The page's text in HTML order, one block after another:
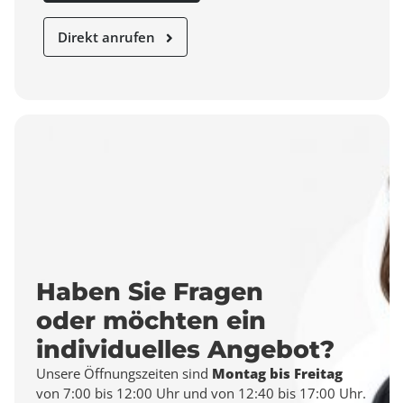
Direkt anrufen
Haben Sie Fragen
oder möchten ein
individuelles Angebot?
Unsere Öffnungszeiten sind Montag bis Freitag
von 7:00 bis 12:00 Uhr und von 12:40 bis 17:00 Uhr.